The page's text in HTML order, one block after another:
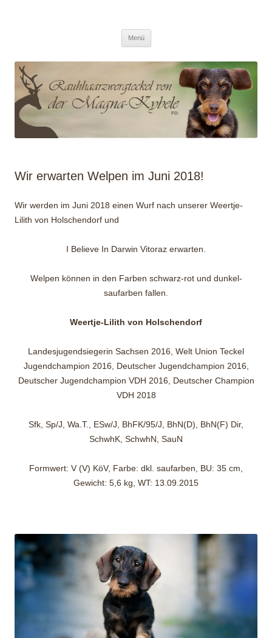
Menü
Wir erwarten Welpen im Juni 2018!
Wir werden im Juni 2018 einen Wurf nach unserer Weertje-
Lilith von Holschendorf und
I Believe In Darwin Vitoraz erwarten.
Welpen können in den Farben schwarz-rot und dunkel-
saufarben fallen.
Weertje-Lilith von Holschendorf
Landesjugendsiegerin Sachsen 2016, Welt Union Teckel
Jugendchampion 2016, Deutscher Jugendchampion 2016,
Deutscher Jugendchampion VDH 2016, Deutscher Champion
VDH 2018
Sfk, Sp/J, Wa.T., ESw/J, BhFK/95/J, BhN(D), BhN(F) Dir,
SchwhK, SchwhN, SauN
Formwert: V (V) KöV, Farbe: dkl. saufarben, BU: 35 cm,
Gewicht: 5,6 kg, WT: 13.09.2015